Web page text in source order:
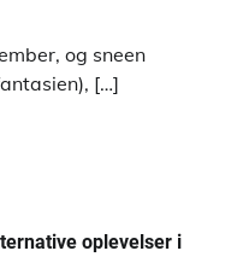
og sneen
[…]
oplevelser i